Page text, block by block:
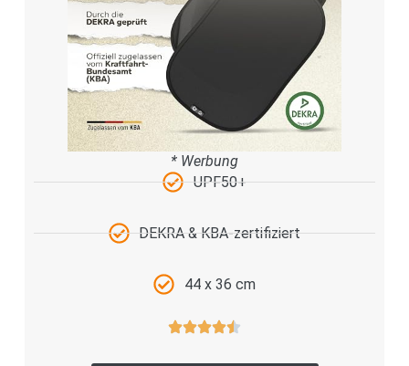
* Werbung
UPF50+
DEKRA & KBA-zertifiziert
44 x 36 cm